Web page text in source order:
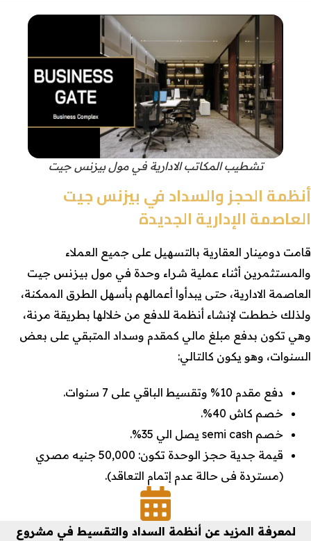
تشطيب المكاتب الادارية في مول بيزنس جيت
أنظمة الحجز والسداد في بيزنس جيت
العاصمة الإدارية الجديدة
قامت دومينار العقارية بالتسهيل على جميع العملاء
والمستثمرين أثناء عملية شراء وحدة في مول بيزنس جيت
العاصمة الادارية، حتى يبدأوا أعمالهم بأسهل الطرق الممكنة،
ولذلك خططت لإنشاء أنظمة للدفع من خلالها بطريقة مرنة،
وهي تكون بدفع مبلغ مالي كمقدم وسداد المتبقي على بعض
السنوات، وهو يكون كالتالي:
دفع مقدم 10% وتقسيط الباقي على 7 سنوات.
خصم كاش 40%.
خصم semi cash يصل الي 35%.
قيمة جدية حجز الوحدة تكون: 50,000 جنيه مصري
(مستردة فى حالة عدم إتمام التعاقد).
لمعرفة المزيد عن أنظمة السداد والتقسيط في مشروع